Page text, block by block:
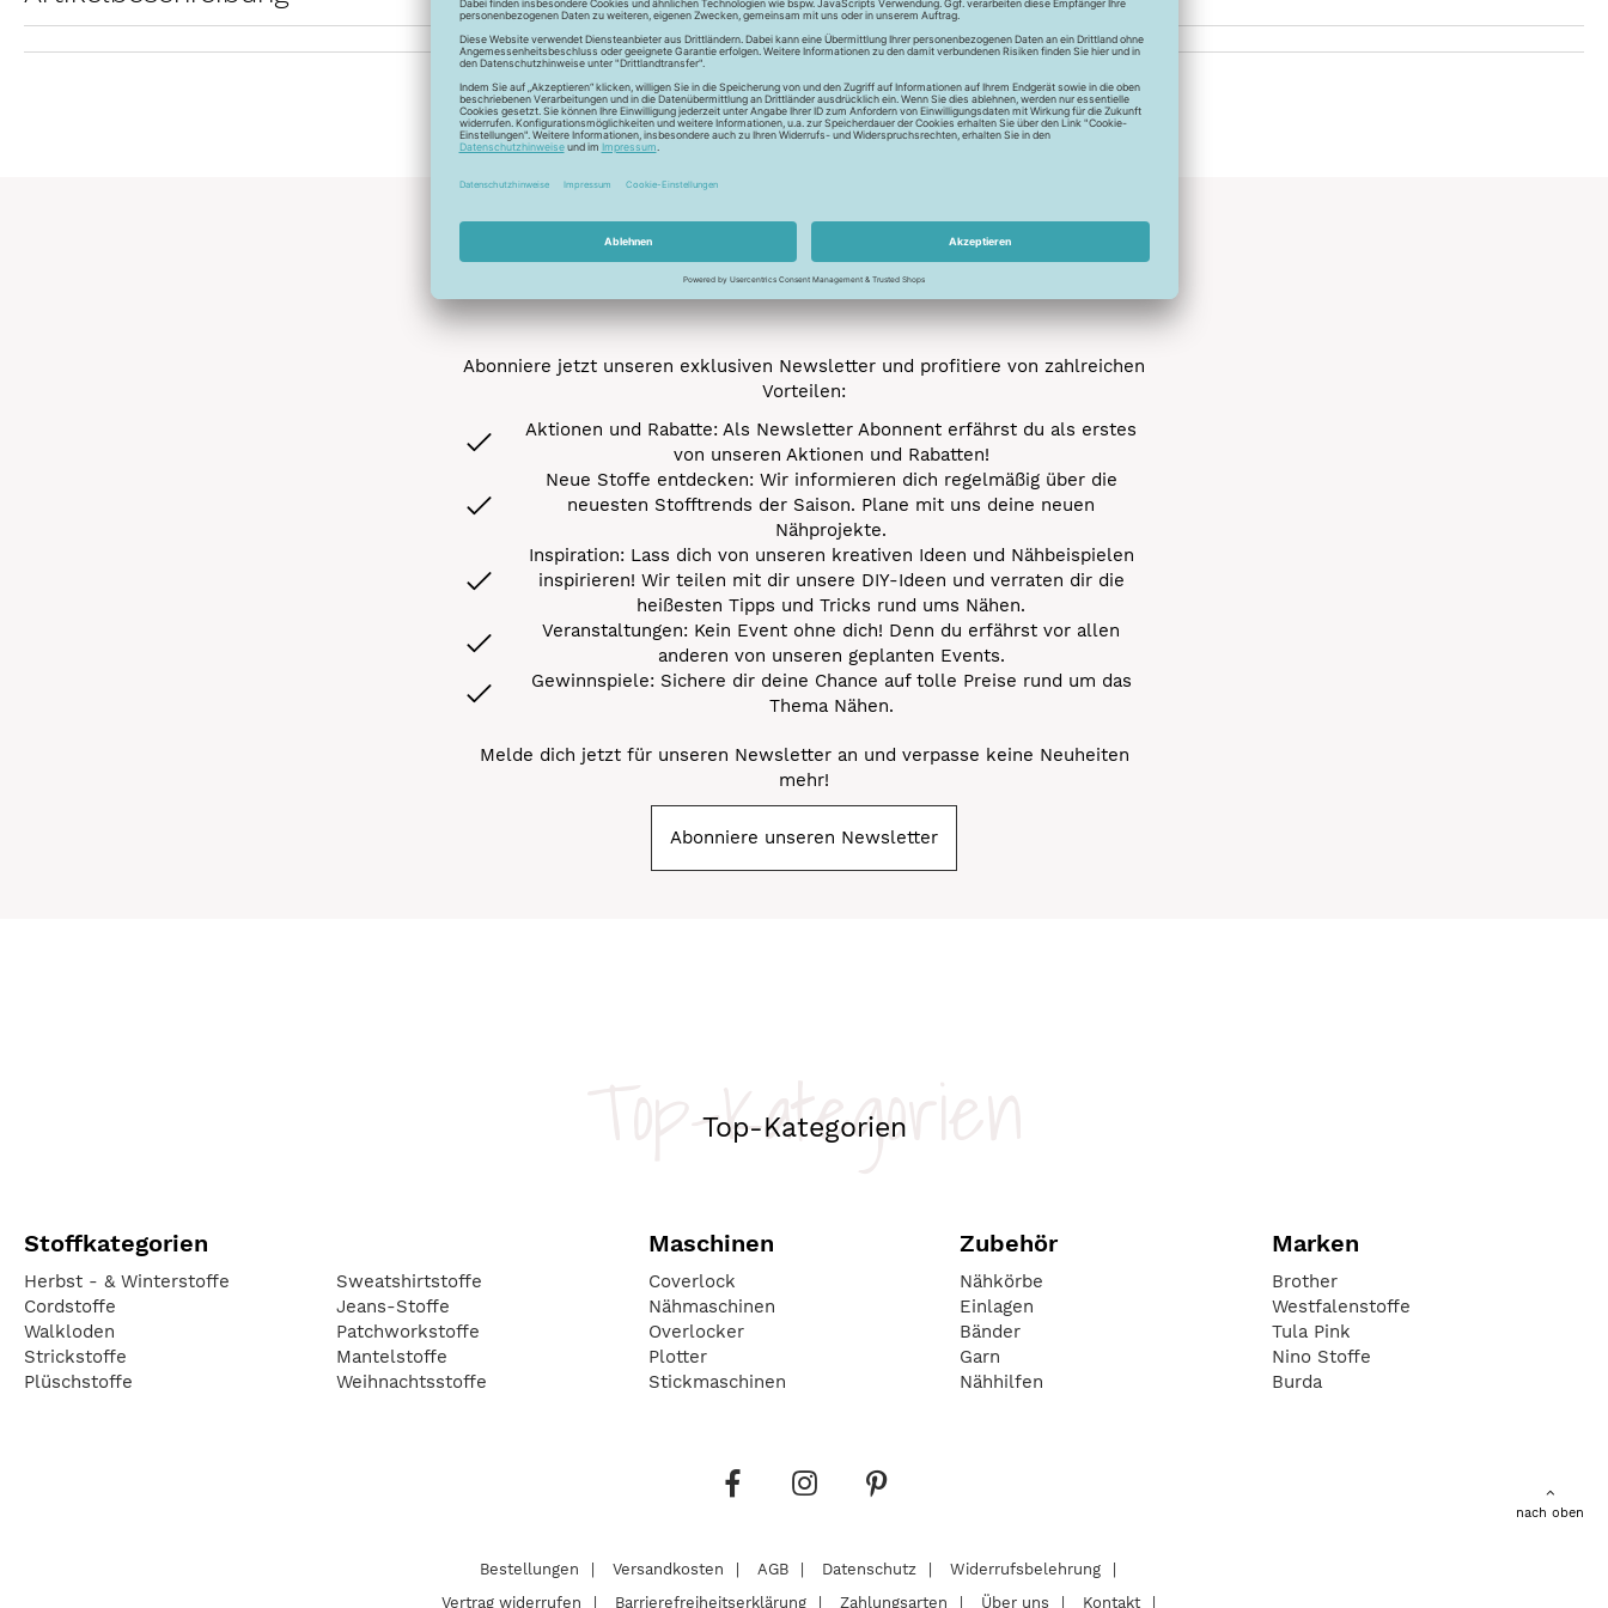
Unser Newsletter
Newsletter
Abonniere jetzt unseren exklusiven Newsletter und profitiere von zahlreichen
Vorteilen:
Aktionen und Rabatte: Als Newsletter Abonnent erfährst du als erstes
von unseren Aktionen und Rabatten!
Neue Stoffe entdecken: Wir informieren dich regelmäßig über die
neuesten Stofftrends der Saison. Plane mit uns deine neuen
Nähprojekte.
Inspiration: Lass dich von unseren kreativen Ideen und Nähbeispielen
inspirieren! Wir teilen mit dir unsere DIY-Ideen und verraten dir die
heißesten Tipps und Tricks rund ums Nähen.
Veranstaltungen: Kein Event ohne dich! Denn du erfährst vor allen
anderen von unseren geplanten Events.
Gewinnspiele: Sichere dir deine Chance auf tolle Preise rund um das
Thema Nähen.
Melde dich jetzt für unseren Newsletter an und verpasse keine Neuheiten
mehr!
Abonniere unseren Newsletter
Top-Kategorien
Top-Kategorien
Stoffkategorien
Herbst - & Winterstoffe
Cordstoffe
Walkloden
Strickstoffe
Plüschstoffe
Sweatshirtstoffe
Jeans-Stoffe
Patchworkstoffe
Mantelstoffe
Weihnachtsstoffe
Maschinen
Coverlock
Nähmaschinen
Overlocker
Plotter
Stickmaschinen
Zubehör
Nähkörbe
Einlagen
Bänder
Garn
Nähhilfen
Marken
Brother
Westfalenstoffe
Tula Pink
Nino Stoffe
Burda
nach oben
Bestellungen Versandkosten AGB Datenschutz
Widerrufsbelehrung
Vertrag widerrufen
Barrierefreiheitserklärung Zahlungsarten Über uns Kontakt